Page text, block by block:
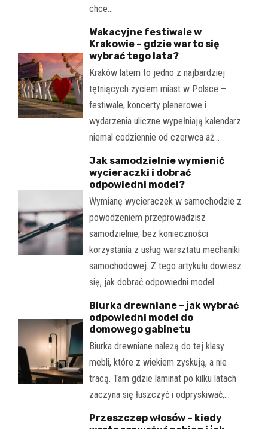
chce…
Wakacyjne festiwale w
Krakowie – gdzie warto się
wybrać tego lata?
Kraków latem to jedno z najbardziej
tętniących życiem miast w Polsce –
festiwale, koncerty plenerowe i
wydarzenia uliczne wypełniają kalendarz
niemal codziennie od czerwca aż…
Jak samodzielnie wymienić
wycieraczki i dobrać
odpowiedni model?
Wymianę wycieraczek w samochodzie z
powodzeniem przeprowadzisz
samodzielnie, bez konieczności
korzystania z usług warsztatu mechaniki
samochodowej. Z tego artykułu dowiesz
się, jak dobrać odpowiedni model…
Biurka drewniane – jak wybrać
odpowiedni model do
domowego gabinetu
Biurka drewniane należą do tej klasy
mebli, które z wiekiem zyskują, a nie
tracą. Tam gdzie laminat po kilku latach
zaczyna się łuszczyć i odpryskiwać,…
Przeszczep włosów – kiedy